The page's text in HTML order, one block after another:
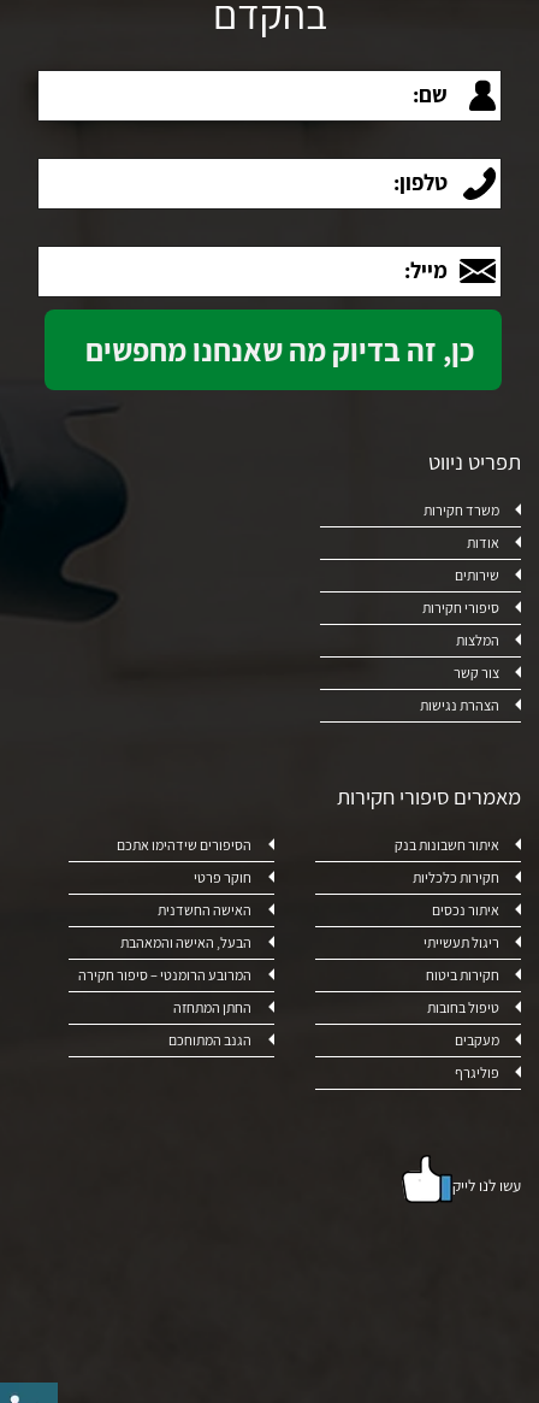
בהקדם
שם:
טלפון:
מייל:
תפריט ניווט
משרד חקירות
אודות
שירותים
סיפורי חקירות
המלצות
צור קשר
הצהרת נגישות
מאמרים סיפורי חקירות
איתור חשבונות בנק
חקירות כלכליות
איתור נכסים
ריגול תעשייתי
חקירות ביטוח
טיפול בחובות
מעקבים
פוליגרף
הסיפורים שידהימו אתכם
חוקר פרטי
האישה החשדנית
הבעל, האישה והמאהבת
המרובע הרומנטי – סיפור חקירה
החתן המתחזה
הגנב המתוחכם
עשו לנו לייק